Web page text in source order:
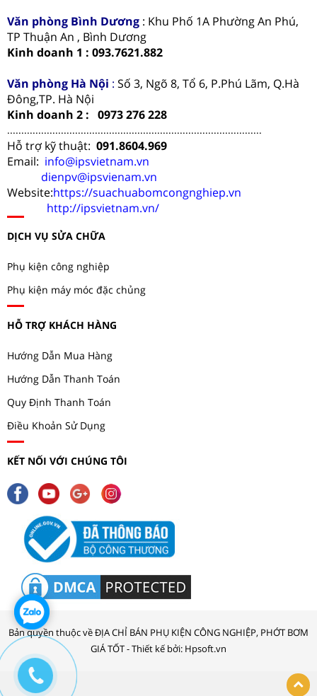
Văn phòng Bình Dương : Khu Phố 1A Phường An Phú,
TP Thuận An , Bình Dương
Kinh doanh 1 : 093.7621.882
Văn phòng Hà Nội : Số 3, Ngõ 8, Tổ 6, P.Phú Lãm, Q.Hà
Đông,TP. Hà Nội
Kinh doanh 2 : 0973 276 228
..........................................................................................
Hỗ trợ kỹ thuật: 091.8604.969
Email: info@ipsvietnam.vn
dienpv@ipsvienam.vn
Website:https://suachuabomcongnghiep.vn
http://ipsvietnam.vn/
DỊCH VỤ SỬA CHỮA
Phụ kiện công nghiệp
Phụ kiện máy móc đặc chủng
HỖ TRỢ KHÁCH HÀNG
Hướng Dẫn Mua Hàng
Hướng Dẫn Thanh Toán
Quy Định Thanh Toán
Điều Khoản Sử Dụng
KẾT NỐI VỚI CHÚNG TÔI
Bản quyền thuộc về ĐỊA CHỈ BÁN PHỤ KIỆN CÔNG NGHIỆP, PHỚT BƠM
GIÁ TỐT - Thiết kế bởi: Hpsoft.vn